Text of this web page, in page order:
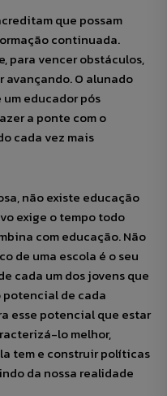
que possam
continuada.
para vencer obstáculos,
O alunado
educador pós
a ponte com o
cada vez mais
não existe educação
exige o tempo todo
com educação. Não
de uma escola é o seu
cada um dos jovens que
potencial de cada
esse potencial que estar
lo melhor,
tem e construir políticas
da nossa realidade